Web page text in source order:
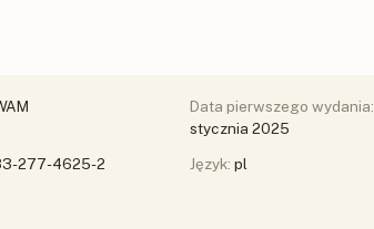
Data pierwszego wydania:
stycznia 2025
277-4625-2 Język: pl